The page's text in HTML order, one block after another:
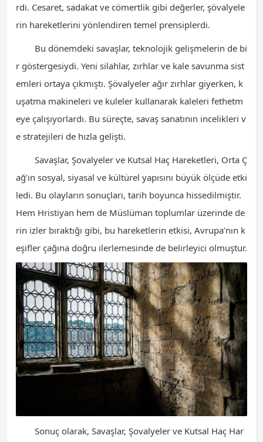
rdi. Cesaret, sadakat ve cömertlik gibi değerler, şövalyele
rin hareketlerini yönlendiren temel prensiplerdi.
Bu dönemdeki savaşlar, teknolojik gelişmelerin de bi
r göstergesiydi. Yeni silahlar, zırhlar ve kale savunma sist
emleri ortaya çıkmıştı. Şövalyeler ağır zırhlar giyerken, k
uşatma makineleri ve kuleler kullanarak kaleleri fethetm
eye çalışıyorlardı. Bu süreçte, savaş sanatının incelikleri v
e stratejileri de hızla gelişti.
Savaşlar, Şovalyeler ve Kutsal Haç Hareketleri, Orta Ç
ağ’ın sosyal, siyasal ve kültürel yapısını büyük ölçüde etki
ledi. Bu olayların sonuçları, tarih boyunca hissedilmiştir.
Hem Hristiyan hem de Müslüman toplumlar üzerinde de
rin izler bıraktığı gibi, bu hareketlerin etkisi, Avrupa’nın k
eşifler çağına doğru ilerlemesinde de belirleyici olmuştur.
Sonuç olarak, Savaşlar, Şovalyeler ve Kutsal Haç Har